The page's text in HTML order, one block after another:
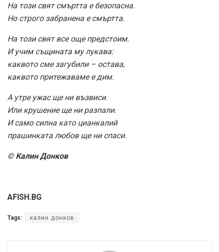
На този свят смъртта е безопасна.
Но строго забранена е смъртта.
На този свят все още предстоим.
И учим същината му лукава:
каквото сме загубили – остава,
каквото притежаваме е дим.
А утре ужас ще ни възвиси.
Или крушение ще ни разпали.
И само силна като цианкалий
прашинката любов ще ни спаси.
© Калин Донков
AFISH.BG
Tags: калин донков